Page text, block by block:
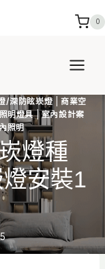
0
/深防眩崁燈 |商業空
明燈具|室內設計案
照明
燈種
安裝1